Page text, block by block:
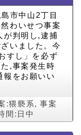
市中山2丁目
わいせつ事案
が判明し,逮捕
いました。今
すし」を必ず
,事案発生時
報をお願いい
:猥褻系,事案
間:日中